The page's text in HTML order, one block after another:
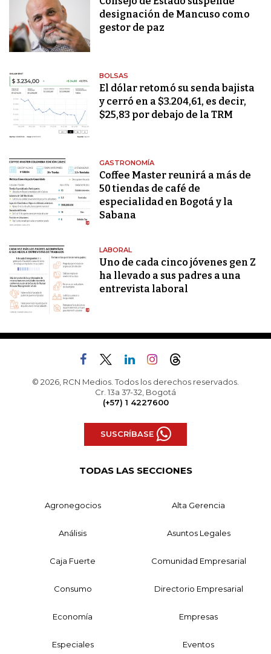
designación de Mancuso como
gestor de paz
BOLSAS
El dólar retomó su senda bajista
y cerró en a $3.204,61, es decir,
$25,83 por debajo de la TRM
GASTRONOMÍA
Coffee Master reunirá a más de
50 tiendas de café de
especialidad en Bogotá y la
Sabana
LABORAL
Uno de cada cinco jóvenes gen Z
ha llevado a sus padres a una
entrevista laboral
© 2026, RCN Medios. Todos los derechos reservados.
Cr. 13a 37-32, Bogotá
(+57) 1 4227600
SUSCRÍBASE
TODAS LAS SECCIONES
Agronegocios Alta Gerencia
Análisis Asuntos Legales
Caja Fuerte Comunidad Empresarial
Consumo Directorio Empresarial
Economía Empresas
Especiales Eventos